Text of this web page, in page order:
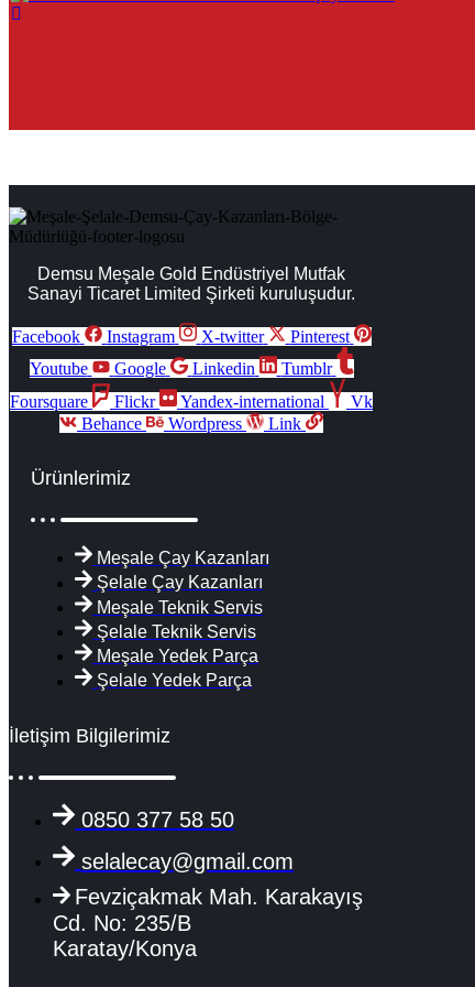
Demsu Meşale Gold Endüstriyel Mutfak
Sanayi Ticaret Limited Şirketi kuruluşudur.
Facebook Instagram X-twitter
Pinterest
Youtube
Google Linkedin
Tumblr
Foursquare
Flickr Yandex-international
Vk
Behance
Wordpress Link
Ürünlerimiz
Meşale Çay Kazanları
Şelale Çay Kazanları
Meşale Teknik Servis
Şelale Teknik Servis
Meşale Yedek Parça
Şelale Yedek Parça
İletişim Bilgilerimiz
0850 377 58 50
selalecay@gmail.com
Fevziçakmak Mah. Karakayış
Cd. No: 235/B
Karatay/Konya